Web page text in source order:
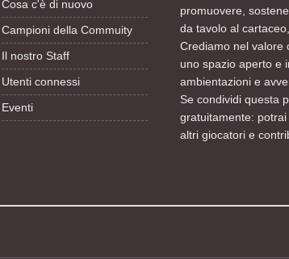
Cosa c'è di nuovo
Campioni della Commuity
Il nostro Staff
Utenti connessi
Eventi
promuovere,
da tavolo al
Crediamo nel valore
uno spazio aperto e
ambientazioni e
Se condividi questa
gratuitamente:
altri giocatori e